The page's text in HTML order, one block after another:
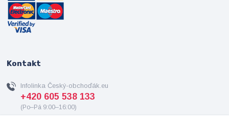
Kontakt
Infolinka Český-obchoďák.eu
+420 605 538 133
(Po–Pá 9:00–16:00)